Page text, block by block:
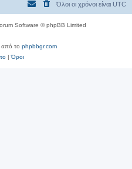
Όλοι οι χρόνοι είναι UTC
Software © phpBB Limited
από το phpbbgr.com
|Όροι